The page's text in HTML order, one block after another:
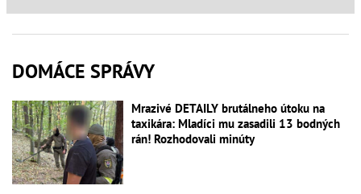
DOMÁCE SPRÁVY
Mrazivé DETAILY brutálneho útoku na
taxikára: Mladíci mu zasadili 13 bodných
rán! Rozhodovali minúty